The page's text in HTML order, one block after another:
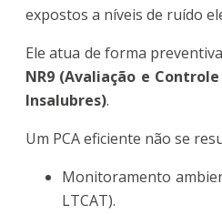
expostos a níveis de ruído
Ele atua de forma
NR9 (Avaliação e
Insalubres).
Um PCA eficiente não se
Monitoramento
LTCAT).